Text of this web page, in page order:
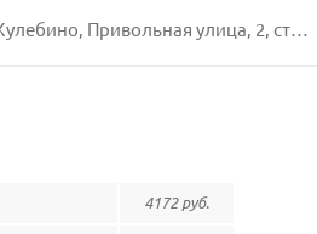
Москва, Выхино-Жулебино, Привольная улица, 2, стр. 9
4172 руб.